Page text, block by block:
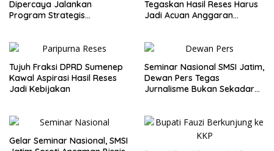
Dipercaya Jalankan
Program Strategis
Tegaskan Hasil Reses Harus
Jadi Acuan Anggaran
Tujuh Fraksi DPRD Sumenep
Kawal Aspirasi Hasil Reses
Jadi Kebijakan
Seminar Nasional SMSI Jatim,
Dewan Pers Tegas
Jurnalisme Bukan Sekadar
Gelar Seminar Nasional, SMSI